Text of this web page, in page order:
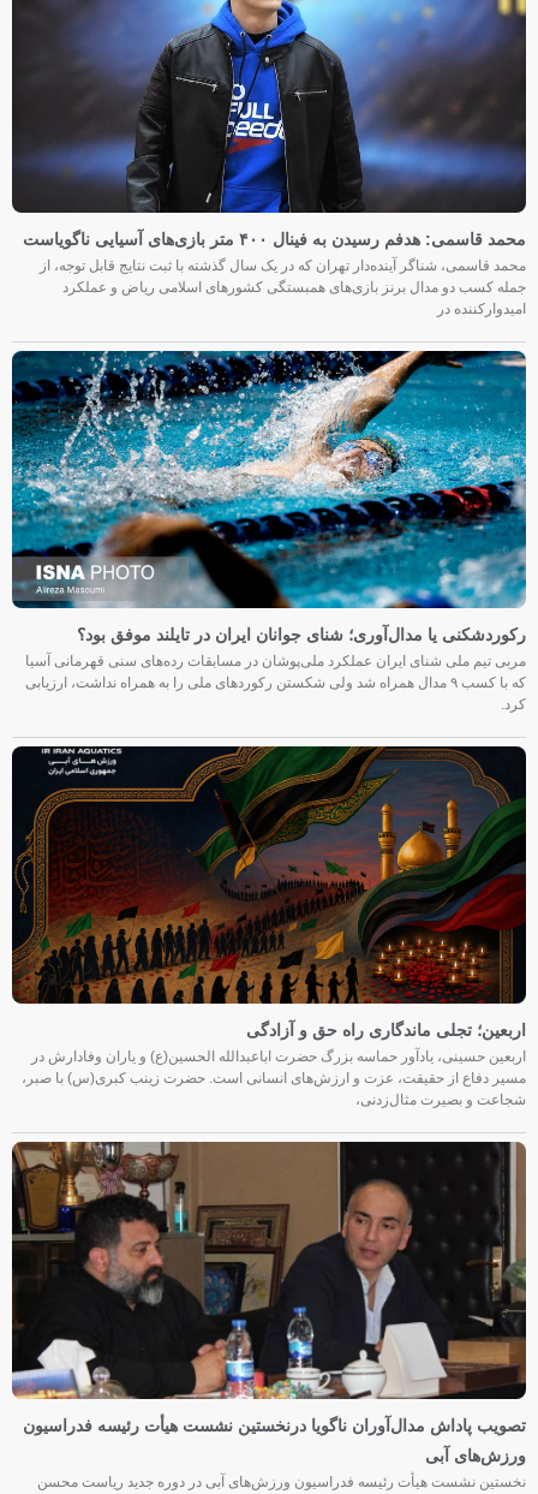
محمد قاسمی: هدفم رسیدن به فینال ۴۰۰ متر بازی‌های آسیایی ناگویاست
محمد قاسمی، شناگر آینده‌دار تهران که در یک سال گذشته با ثبت نتایج قابل توجه، از
جمله کسب دو مدال برنز بازی‌های همبستگی کشورهای اسلامی ریاض و عملکرد
امیدوارکننده در
رکوردشکنی یا مدال‌آوری؛ شنای جوانان ایران در تایلند موفق بود؟
مربی تیم ملی شنای ایران عملکرد ملی‌پوشان در مسابقات رده‌های سنی قهرمانی آسیا
که با کسب ۹ مدال همراه شد ولی شکستن رکوردهای ملی را به همراه نداشت، ارزیابی
کرد.
اربعین؛ تجلی ماندگاری راه حق و آزادگی
اربعین حسینی، یادآور حماسه بزرگ حضرت اباعبدالله الحسین(ع) و یاران وفادارش در
مسیر دفاع از حقیقت، عزت و ارزش‌های انسانی است. حضرت زینب کبری(س) با صبر،
شجاعت و بصیرت مثال‌زدنی،
تصویب پاداش مدال‌آوران ناگویا درنخستین نشست هیأت رئیسه فدراسیون
ورزش‌های آبی
نخستین نشست هیأت رئیسه فدراسیون ورزش‌های آبی در دوره جدید ریاست محسن